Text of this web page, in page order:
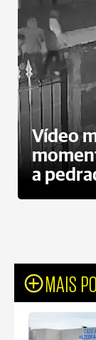
Vídeo
a
MAIS